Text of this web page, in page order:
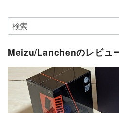
Meizu/Lanchenのレビュ